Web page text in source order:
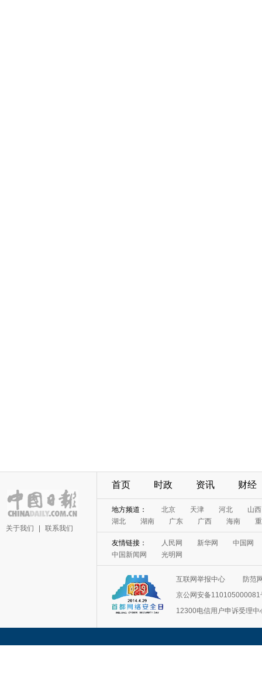
关于我们 联系我们
首页 时政 资讯 财经
地方频道： 北京 天津 河北
山西
湖北
湖南 广东 广西 海南
友情链接： 人民网 新华网
中国网
中国新闻网
光明网
互联网举报中心
防范
京公网安备110105000081
12300电信用户申诉受理中